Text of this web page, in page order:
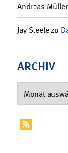
Andreas Müller
Jay Steelezu
ARCHIV